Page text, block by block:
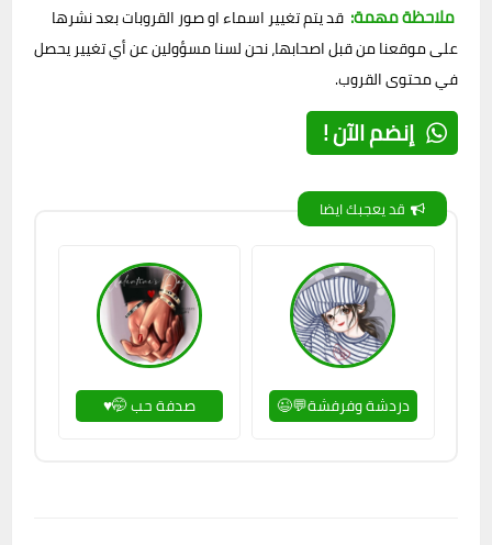
ملاحظة مهمة: قد يتم تغيير اسماء او صور القروبات بعد نشرها
على موقعنا من قبل اصحابها، نحن لسنا مسؤولين عن أي تغيير يحصل
في محتوى القروب.
إنضم الآن !
قد يعجبك ايضا
دردشة وفرفشة💬😉 صدفة حب 🤭♥